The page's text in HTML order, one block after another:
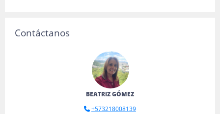
Contáctanos
BEATRIZ GÓMEZ
+573218008139